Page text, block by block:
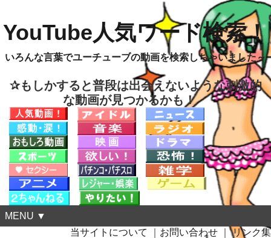
YouTube人気ワード検索！
いろんな言葉でユーチューブの動画を検索しちゃいました～
✰もしかすると普段は出会えないような刺激的
な動画が見つかるかも！
MENU ▼
当サイトについて
お問い合わせ ｜リンク集